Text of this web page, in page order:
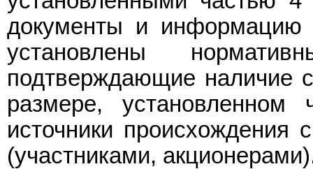
документы и
установлены
подтверждающие наличие
размере,
источники происхождения
(участниками,